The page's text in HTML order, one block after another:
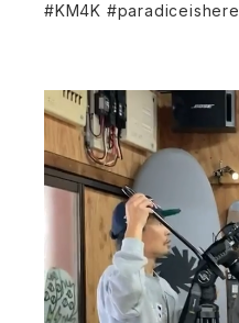
#KM4K​ #paradiceishere